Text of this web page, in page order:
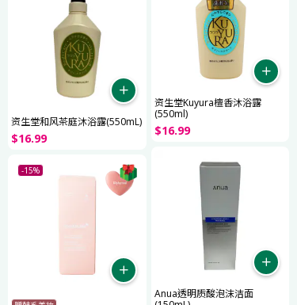
资生堂Kuyura檀香沐浴露
(550ml)
$16.99
资生堂和风茶庭沐浴露(550mL)
$16.99
Anua透明质酸泡沫洁面
-15%